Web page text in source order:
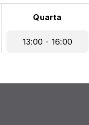
Quarta
13:00 - 16:00